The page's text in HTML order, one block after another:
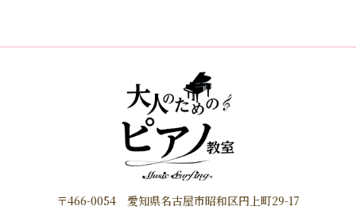
〒466-0054 愛知県名古屋市昭和区円上町29-17